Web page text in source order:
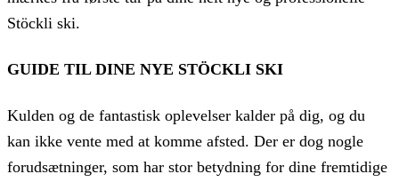
Stöckli ski.
GUIDE TIL DINE NYE STÖCKLI SKI
Kulden og de fantastisk oplevelser kalder på dig, og du
kan ikke vente med at komme afsted. Der er dog nogle
forudsætninger, som har stor betydning for dine fremtidige